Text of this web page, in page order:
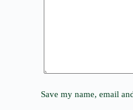
Save my name, email